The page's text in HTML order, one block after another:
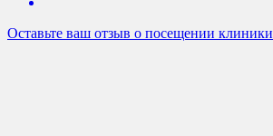
Оставьте ваш отзыв о посещении клиники